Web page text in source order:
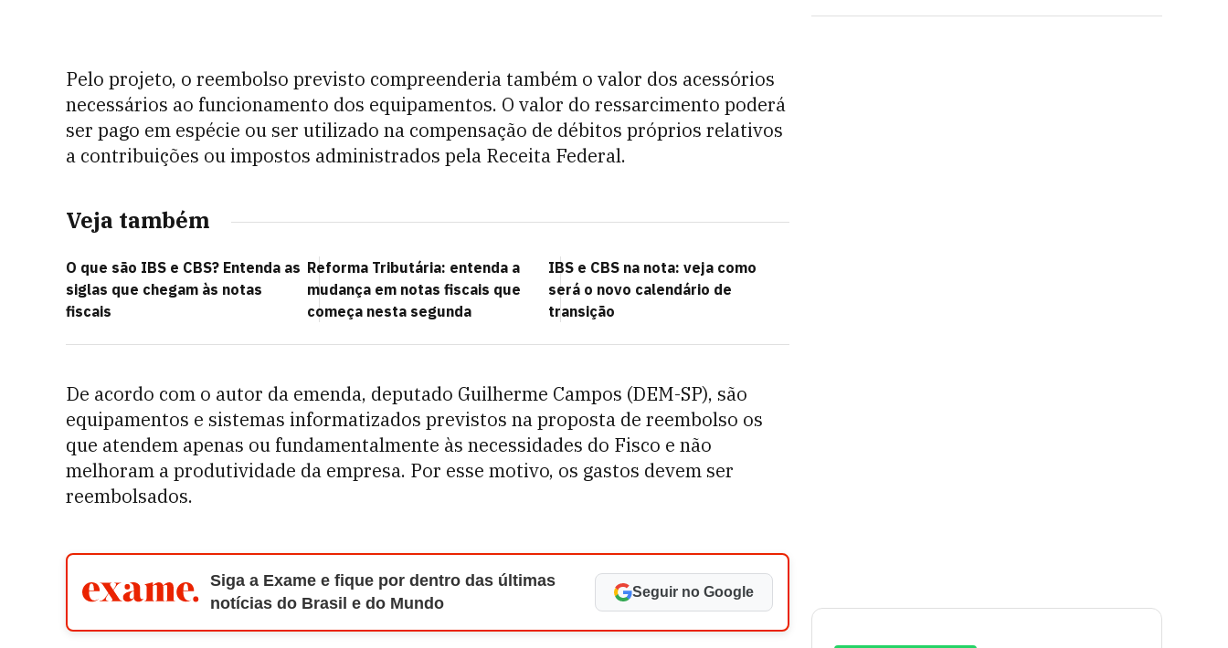
Pelo projeto, o reembolso previsto compreenderia também o valor dos acessórios
necessários ao funcionamento dos equipamentos. O valor do ressarcimento poderá
ser pago em espécie ou ser utilizado na compensação de débitos próprios relativos
a contribuições ou impostos administrados pela Receita Federal.
Veja também
O que são IBS e CBS? Entenda as
siglas que chegam às notas
fiscais
Reforma Tributária: entenda a
mudança em notas fiscais que
começa nesta segunda
IBS e CBS na nota: veja como
será o novo calendário de
transição
De acordo com o autor da emenda, deputado Guilherme Campos (DEM-SP), são
equipamentos e sistemas informatizados previstos na proposta de reembolso os
que atendem apenas ou fundamentalmente às necessidades do Fisco e não
melhoram a produtividade da empresa. Por esse motivo, os gastos devem ser
reembolsados.
Siga a Exame e fique por dentro das últimas
notícias do Brasil e do Mundo
Seguir no Google